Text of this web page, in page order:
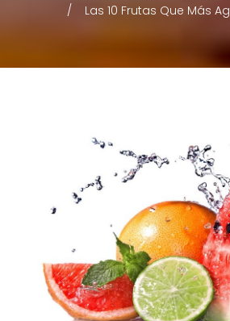
Las 10 Frutas Que Más